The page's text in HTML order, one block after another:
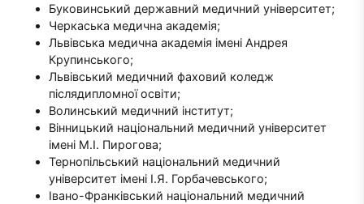
Буковинський державний медичний університет;
Черкаська медична академія;
Львівська медична академія імені Андрея
Крупинського;
Львівський медичний фаховий коледж
післядипломної освіти;
Волинський медичний інститут;
Вінницький національний медичний університет
імені М.І. Пирогова;
Тернопільський національний медичний
університет імені І.Я. Горбачевського;
Івано-Франківський національний медичний